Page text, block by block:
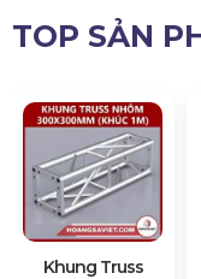
TOP SẢN
Khung Truss